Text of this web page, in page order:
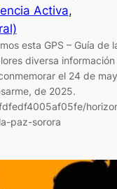
Activa
esta GPS – Guía de
diversa información
el 24 de
de 2025.
paz-sorora